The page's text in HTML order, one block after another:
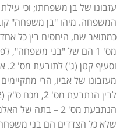
עזבונו של בן משפחתו; וכי
כמתואר שם, היחסים בין כל
שלא כל הצדדים הם בני